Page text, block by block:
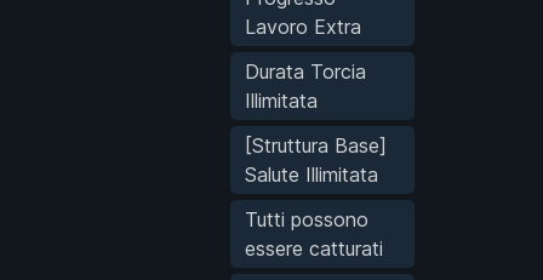
Lavoro Extra
Durata Torcia
Illimitata
[Struttura Base]
Salute Illimitata
Tutti possono
essere catturati